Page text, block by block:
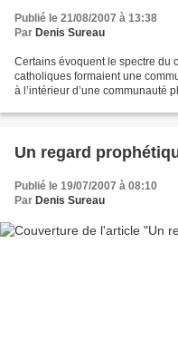
Publié le 21/08/2007 à 13:38
Par Denis Sureau
Certains évoquent le spectre du
catholiques formaient une
à l’intérieur d’une communauté
Un regard
Publié le 19/07/2007 à 08:10
Par Denis Sureau